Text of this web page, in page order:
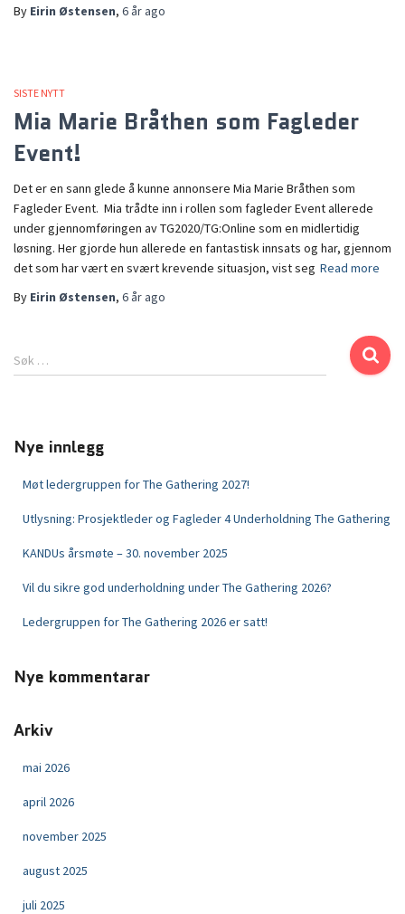
By Eirin Østensen, 6 år ago
SISTE NYTT
Mia Marie Bråthen som Fagleder
Event!
Det er en sann glede å kunne annonsere Mia Marie Bråthen som
Fagleder Event. Mia trådte inn i rollen som fagleder Event allerede
under gjennomføringen av TG2020/TG:Online som en midlertidig
løsning. Her gjorde hun allerede en fantastisk innsats og har, gjennom
det som har vært en svært krevende situasjon, vist seg Read more
By Eirin Østensen, 6 år ago
Søk …
Nye innlegg
Møt ledergruppen for The Gathering 2027!
Utlysning: Prosjektleder og Fagleder 4 Underholdning The Gathering
KANDUs årsmøte – 30. november 2025
Vil du sikre god underholdning under The Gathering 2026?
Ledergruppen for The Gathering 2026 er satt!
Nye kommentarar
Arkiv
mai 2026
april 2026
november 2025
august 2025
juli 2025